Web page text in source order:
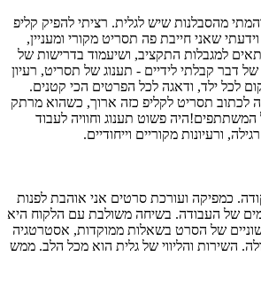
מהסבלנות שיש לגלית. רציתי להפיק קליפ
שאני חייבת פה תסריט מקורי ומעניין,
למגבלות התקציב, ושיעמוד בדרישות של
דבר קבלתי לידיים - תענוג של תסריט, רעיון
לכל ילד, ודאגה לכל הפרטים הכי קטנים.
לכתוב תסריט לקליפ כזה ארוך, כשהוא מרתק
המשתתפים!היה פשוט תענוג וחוויה לעבוד
ורעיונות מקוריים וייחודיים.
כמפיקה ועורכת סרטים אני אוהבת לפנות
של העבודה. בשיחה משולבת עם הלקוח היא
של הסרט בשאלות ממוקדות, אסטרטגיה
השירות והליווי של גלית הוא מכל הלב. ממש